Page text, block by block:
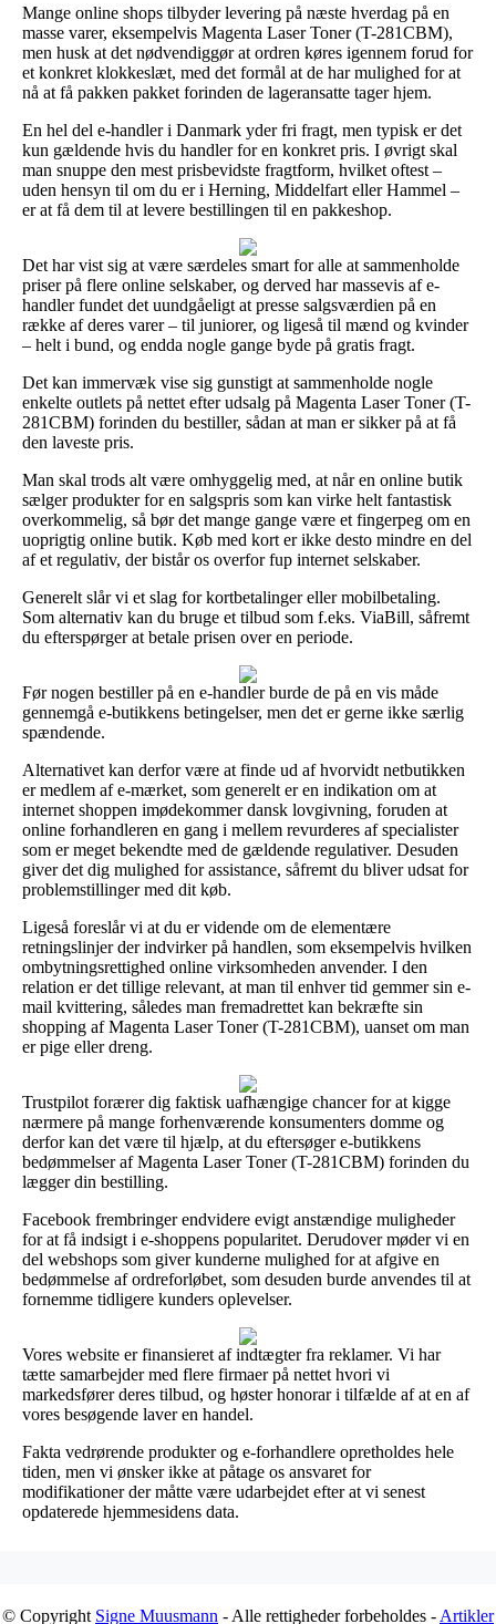
Mange online shops tilbyder levering på næste hverdag på en
masse varer, eksempelvis Magenta Laser Toner (T-281CBM),
men husk at det nødvendiggør at ordren køres igennem forud for
et konkret klokkeslæt, med det formål at de har mulighed for at
nå at få pakken pakket forinden de lageransatte tager hjem.
En hel del e-handler i Danmark yder fri fragt, men typisk er det
kun gældende hvis du handler for en konkret pris. I øvrigt skal
man snuppe den mest prisbevidste fragtform, hvilket oftest –
uden hensyn til om du er i Herning, Middelfart eller Hammel –
er at få dem til at levere bestillingen til en pakkeshop.
Det har vist sig at være særdeles smart for alle at sammenholde
priser på flere online selskaber, og derved har massevis af e-
handler fundet det uundgåeligt at presse salgsværdien på en
række af deres varer – til juniorer, og ligeså til mænd og kvinder
– helt i bund, og endda nogle gange byde på gratis fragt.
Det kan immervæk vise sig gunstigt at sammenholde nogle
enkelte outlets på nettet efter udsalg på Magenta Laser Toner (T-
281CBM) forinden du bestiller, sådan at man er sikker på at få
den laveste pris.
Man skal trods alt være omhyggelig med, at når en online butik
sælger produkter for en salgspris som kan virke helt fantastisk
overkommelig, så bør det mange gange være et fingerpeg om en
uoprigtig online butik. Køb med kort er ikke desto mindre en del
af et regulativ, der bistår os overfor fup internet selskaber.
Generelt slår vi et slag for kortbetalinger eller mobilbetaling.
Som alternativ kan du bruge et tilbud som f.eks. ViaBill, såfremt
du efterspørger at betale prisen over en periode.
Før nogen bestiller på en e-handler burde de på en vis måde
gennemgå e-butikkens betingelser, men det er gerne ikke særlig
spændende.
Alternativet kan derfor være at finde ud af hvorvidt netbutikken
er medlem af e-mærket, som generelt er en indikation om at
internet shoppen imødekommer dansk lovgivning, foruden at
online forhandleren en gang i mellem revurderes af specialister
som er meget bekendte med de gældende regulativer. Desuden
giver det dig mulighed for assistance, såfremt du bliver udsat for
problemstillinger med dit køb.
Ligeså foreslår vi at du er vidende om de elementære
retningslinjer der indvirker på handlen, som eksempelvis hvilken
ombytningsrettighed online virksomheden anvender. I den
relation er det tillige relevant, at man til enhver tid gemmer sin e-
mail kvittering, således man fremadrettet kan bekræfte sin
shopping af Magenta Laser Toner (T-281CBM), uanset om man
er pige eller dreng.
Trustpilot forærer dig faktisk uafhængige chancer for at kigge
nærmere på mange forhenværende konsumenters domme og
derfor kan det være til hjælp, at du eftersøger e-butikkens
bedømmelser af Magenta Laser Toner (T-281CBM) forinden du
lægger din bestilling.
Facebook frembringer endvidere evigt anstændige muligheder
for at få indsigt i e-shoppens popularitet. Derudover møder vi en
del webshops som giver kunderne mulighed for at afgive en
bedømmelse af ordreforløbet, som desuden burde anvendes til at
fornemme tidligere kunders oplevelser.
Vores website er finansieret af indtægter fra reklamer. Vi har
tætte samarbejder med flere firmaer på nettet hvori vi
markedsfører deres tilbud, og høster honorar i tilfælde af at en af
vores besøgende laver en handel.
Fakta vedrørende produkter og e-forhandlere opretholdes hele
tiden, men vi ønsker ikke at påtage os ansvaret for
modifikationer der måtte være udarbejdet efter at vi senest
opdaterede hjemmesidens data.
© Copyright Signe Muusmann - Alle rettigheder forbeholdes - Artikler